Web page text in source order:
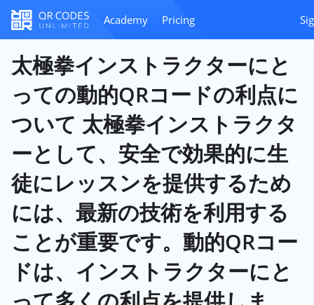
Academy Pricing
太極拳インストラクターにと
っての動的QRコードの利点に
ついて 太極拳インストラクタ
ーとして、安全で効果的に生
徒にレッスンを提供するため
には、最新の技術を利用する
ことが重要です。動的QRコー
ドは、インストラクターにと